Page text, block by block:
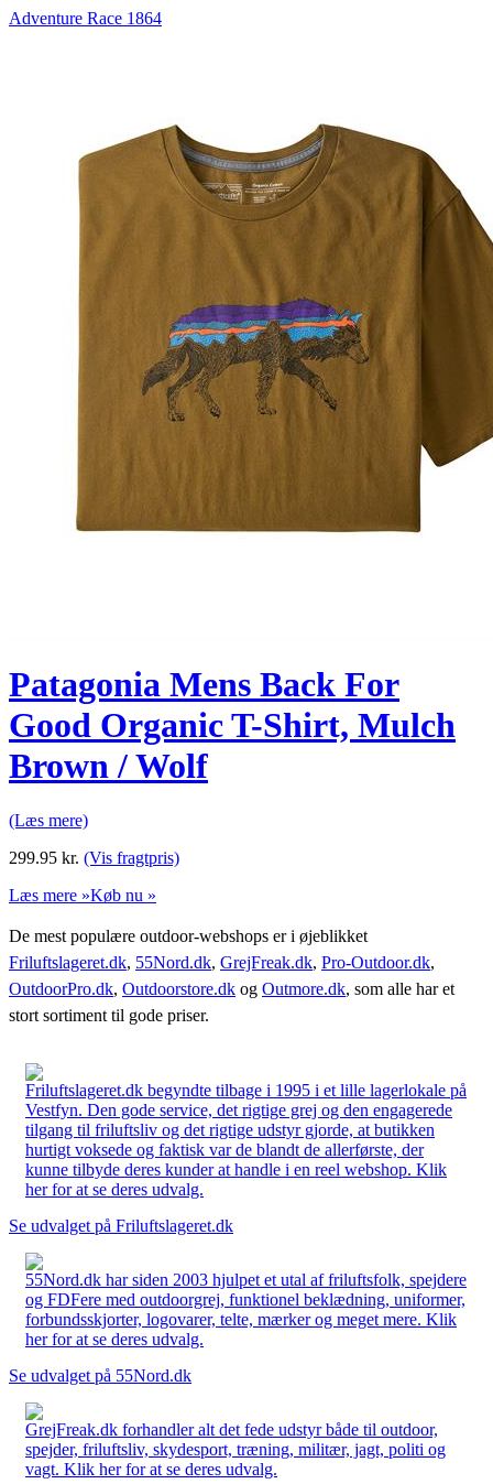
Adventure Race 1864
Patagonia Mens Back For
Good Organic T-Shirt, Mulch
Brown / Wolf
(Læs mere)
299.95 kr. (Vis fragtpris)
Læs mere »Køb nu »
De mest populære outdoor-webshops er i øjeblikket
Friluftslageret.dk, 55Nord.dk, GrejFreak.dk, Pro-Outdoor.dk,
OutdoorPro.dk, Outdoorstore.dk og Outmore.dk, som alle har et
stort sortiment til gode priser.
Friluftslageret.dk begyndte tilbage i 1995 i et lille lagerlokale på
Vestfyn. Den gode service, det rigtige grej og den engagerede
tilgang til friluftsliv og det rigtige udstyr gjorde, at butikken
hurtigt voksede og faktisk var de blandt de allerførste, der
kunne tilbyde deres kunder at handle i en reel webshop. Klik
her for at se deres udvalg.
Se udvalget på Friluftslageret.dk
55Nord.dk har siden 2003 hjulpet et utal af friluftsfolk, spejdere
og FDFere med outdoorgrej, funktionel beklædning, uniformer,
forbundsskjorter, logovarer, telte, mærker og meget mere. Klik
her for at se deres udvalg.
Se udvalget på 55Nord.dk
GrejFreak.dk forhandler alt det fede udstyr både til outdoor,
spejder, friluftsliv, skydesport, træning, militær, jagt, politi og
vagt. Klik her for at se deres udvalg.